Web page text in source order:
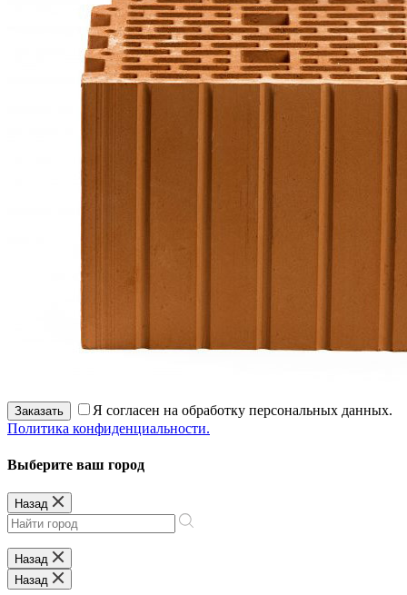
Заказать
Я согласен на обработку персональных данных.
Политика конфиденциальности.
Выберите ваш город
Назад
Назад
Назад